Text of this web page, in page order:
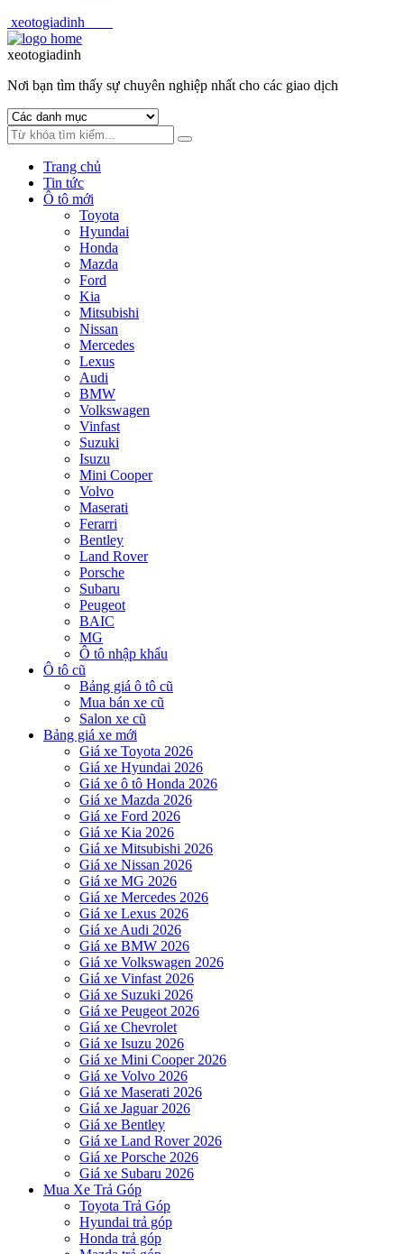
xeotogiadinh
Skip
to
Skip
to
xeotogiadinh
Nơi bạn tìm thấy sự chuyên nghiệp nhất cho các giao dịch
Trang chủ
Tin tức
Ô tô mới
Toyota
Hyundai
Honda
Mazda
Ford
Kia
Mitsubishi
Nissan
Mercedes
Lexus
Audi
BMW
Volkswagen
Vinfast
Suzuki
Isuzu
Mini Cooper
Volvo
Maserati
Ferarri
Bentley
Land Rover
Porsche
Subaru
Peugeot
BAIC
MG
Ô tô nhập khẩu
Ô tô cũ
Bảng giá ô tô cũ
Mua bán xe cũ
Salon xe cũ
Bảng giá xe mới
Giá xe Toyota 2026
Giá xe Hyundai 2026
Giá xe ô tô Honda 2026
Giá xe Mazda 2026
Giá xe Ford 2026
Giá xe Kia 2026
Giá xe Mitsubishi 2026
Giá xe Nissan 2026
Giá xe MG 2026
Giá xe Mercedes 2026
Giá xe Lexus 2026
Giá xe Audi 2026
Giá xe BMW 2026
Giá xe Volkswagen 2026
Giá xe Vinfast 2026
Giá xe Suzuki 2026
Giá xe Peugeot 2026
Giá xe Chevrolet
Giá xe Isuzu 2026
Giá xe Mini Cooper 2026
Giá xe Volvo 2026
Giá xe Maserati 2026
Giá xe Jaguar 2026
Giá xe Bentley
Giá xe Land Rover 2026
Giá xe Porsche 2026
Giá xe Subaru 2026
Mua Xe Trả Góp
Toyota Trả Góp
Hyundai trả góp
Honda trả góp